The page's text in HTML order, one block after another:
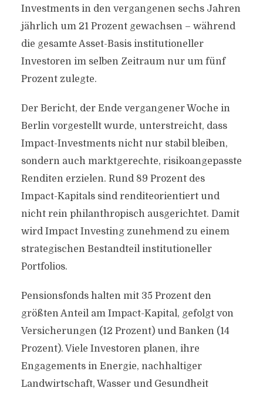
Investments in den vergangenen sechs Jahren
jährlich um 21 Prozent gewachsen – während
die gesamte Asset-Basis institutioneller
Investoren im selben Zeitraum nur um fünf
Prozent zulegte.
Der Bericht, der Ende vergangener Woche in
Berlin vorgestellt wurde, unterstreicht, dass
Impact-Investments nicht nur stabil bleiben,
sondern auch marktgerechte, risikoangepasste
Renditen erzielen. Rund 89 Prozent des
Impact-Kapitals sind renditeorientiert und
nicht rein philanthropisch ausgerichtet. Damit
wird Impact Investing zunehmend zu einem
strategischen Bestandteil institutioneller
Portfolios.
Pensionsfonds halten mit 35 Prozent den
größten Anteil am Impact-Kapital, gefolgt von
Versicherungen (12 Prozent) und Banken (14
Prozent). Viele Investoren planen, ihre
Engagements in Energie, nachhaltiger
Landwirtschaft, Wasser und Gesundheit